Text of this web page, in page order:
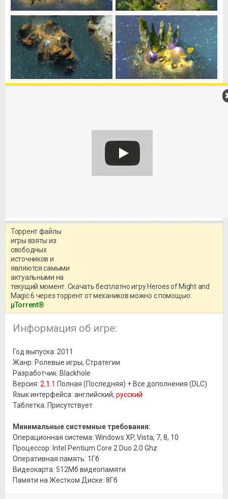
Торрент файлы
игры взяты из
свободных
источников и
являются самыми
актуальными на
текущий момент. Скачать бесплатно игру Heroes of Might and
Magic 6 через торрент от механиков можно с помощью:
μTorrent®
Информация об игре:
Год выпуска: 2011
Жанр: Ролевые игры, Стратегии
Разработчик: Blackhole
Версия: 2.1.1 Полная (Последняя) + Все дополнения (DLC)
Язык интерфейса: английский, русский
Таблетка: Присутствует
Минимальные системные требования:
Операционная система: Windows XP, Vista, 7, 8, 10
Процессор: Intel Pentium Core 2 Duo 2.0 Ghz
Оперативная память: 1Гб
Видеокарта: 512Мб видеопамяти
Памяти на Жестком Диске: 8Гб